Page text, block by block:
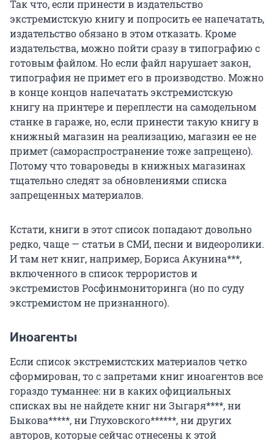
Так что, если принести в издательство
экстремистскую книгу и попросить ее напечатать,
издательство обязано в этом отказать. Кроме
издательства, можно пойти сразу в типографию с
готовым файлом. Но если файл нарушает закон,
типография не примет его в производство. Можно
в конце концов напечатать экстремистскую
книгу на принтере и переплести на самодельном
станке в гараже, но, если принести такую книгу в
книжный магазин на реализацию, магазин ее не
примет (самораспространение тоже запрещено).
Потому что товароведы в книжных магазинах
тщательно следят за обновлениями списка
запрещенных материалов.
Кстати, книги в этот список попадают довольно
редко, чаще — статьи в СМИ, песни и видеоролики.
И там нет книг, например, Бориса Акунина***,
включенного в список террористов и
экстремистов Росфинмониторинга (но по суду
экстремистом не признанного).
Иноагенты
Если список экстремистских материалов четко
сформирован, то с запретами книг иноагентов все
гораздо туманнее: ни в каких официальных
списках вы не найдете книг ни Зыгаря****, ни
Быкова*****, ни Глуховского******, ни других
авторов, которые сейчасотнесены к этой